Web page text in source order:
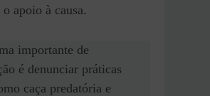
apoio à causa.
importante de
é denunciar práticas
caça predatória e